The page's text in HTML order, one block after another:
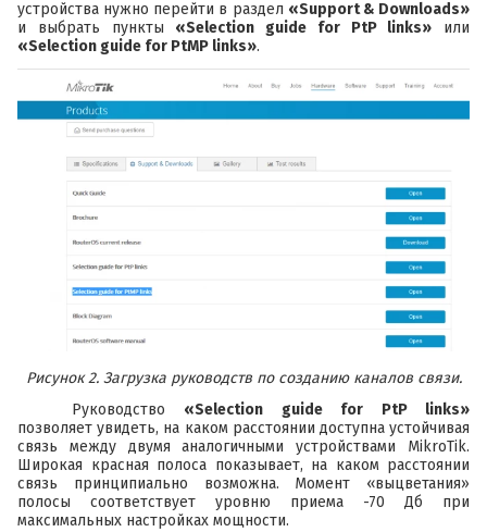
устройства нужно перейти в раздел «Support & Downloads»
и выбрать пункты «Selection guide for PtP links» или
«Selection guide for PtMP links».
Рисунок 2. Загрузка руководств по созданию каналов связи.
Руководство «Selection guide for PtP links»
позволяет увидеть, на каком расстоянии доступна устойчивая
связь между двумя аналогичными устройствами MikroTik.
Широкая красная полоса показывает, на каком расстоянии
связь принципиально возможна. Момент «выцветания»
полосы соответствует уровню приема -70 Дб при
максимальных настройках мощности.